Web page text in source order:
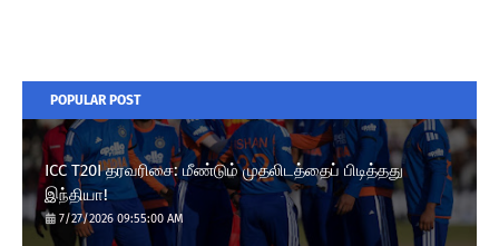
POPULAR POST
ICC T20I தரவரிசை: மீண்டும் முதலிடத்தைப் பிடித்தது
இந்தியா!
7/27/2026 09:55:00 AM